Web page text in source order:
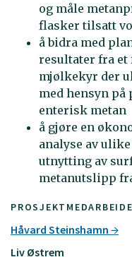
Håvard Steinshamn
Liv Østrem
og måle
flasker tilsatt
å bidra med
resultater fra
mjølkekyr der
med hensyn
enterisk metan
å gjøre en
analyse av
utnytting av
metanutslipp